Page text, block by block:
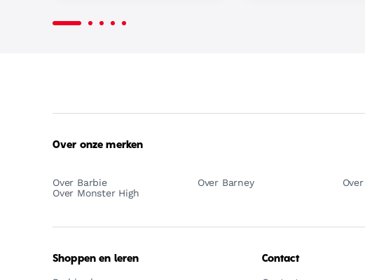
Over onze merken
Over Barbie Over Barney
Over Monster High
Shoppen en leren Contact